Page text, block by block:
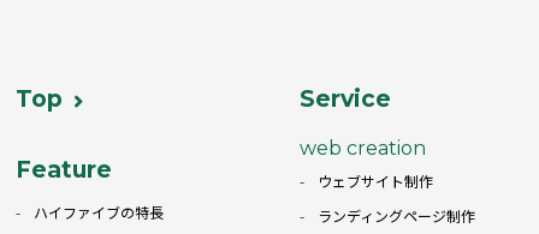
Top
Feature
ハイファイブの特長
Service
web creation
ウェブサイト制作
ランディングページ制作